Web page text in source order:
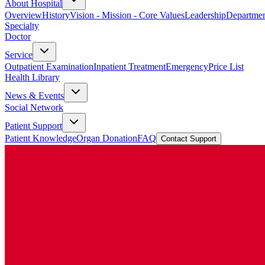
About Hospital
OverviewHistoryVision - Mission - Core ValuesLeadership
Specialty
Doctor
Service
Outpatient ExaminationInpatient TreatmentEmergencyPrice List
Health Library
News & Events
Social Network
Patient Support
Patient KnowledgeOrgan DonationFAQ Contact Support